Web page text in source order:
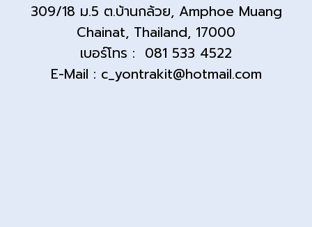
309/18 ม.5 ต.บ้านกล้วย, Amphoe Muang
Chainat, Thailand, 17000
เบอร์โทร : 081 533 4522
E-Mail : c_yontrakit@hotmail.com